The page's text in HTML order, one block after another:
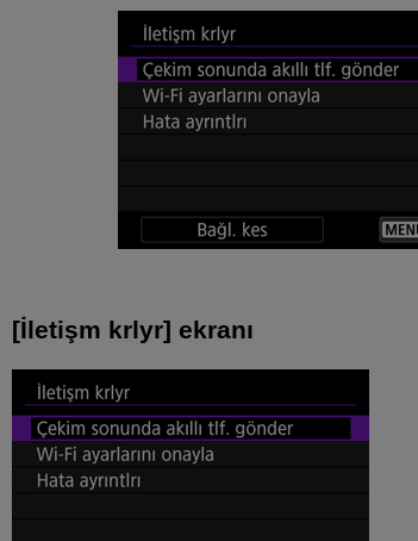
[İletişm krlyr] ekranı